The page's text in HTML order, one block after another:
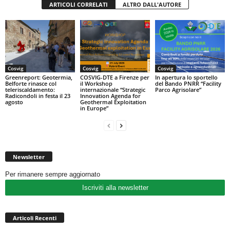
ARTICOLI CORRELATI ALTRO DALL'AUTORE
Cosvig
Greenreport: Geotermia,
Belforte rinasce col
teleriscaldamento:
Radicondoli in festa il 23
agosto
Cosvig
COSVIG-DTE a Firenze per
il Workshop
internazionale “Strategic
Innovation Agenda for
Geothermal Exploitation
in Europe”
Cosvig
In apertura lo sportello
del Bando PNRR “Facility
Parco Agrisolare”
Newsletter
Per rimanere sempre aggiornato
Iscriviti alla newsletter
Articoli Recenti